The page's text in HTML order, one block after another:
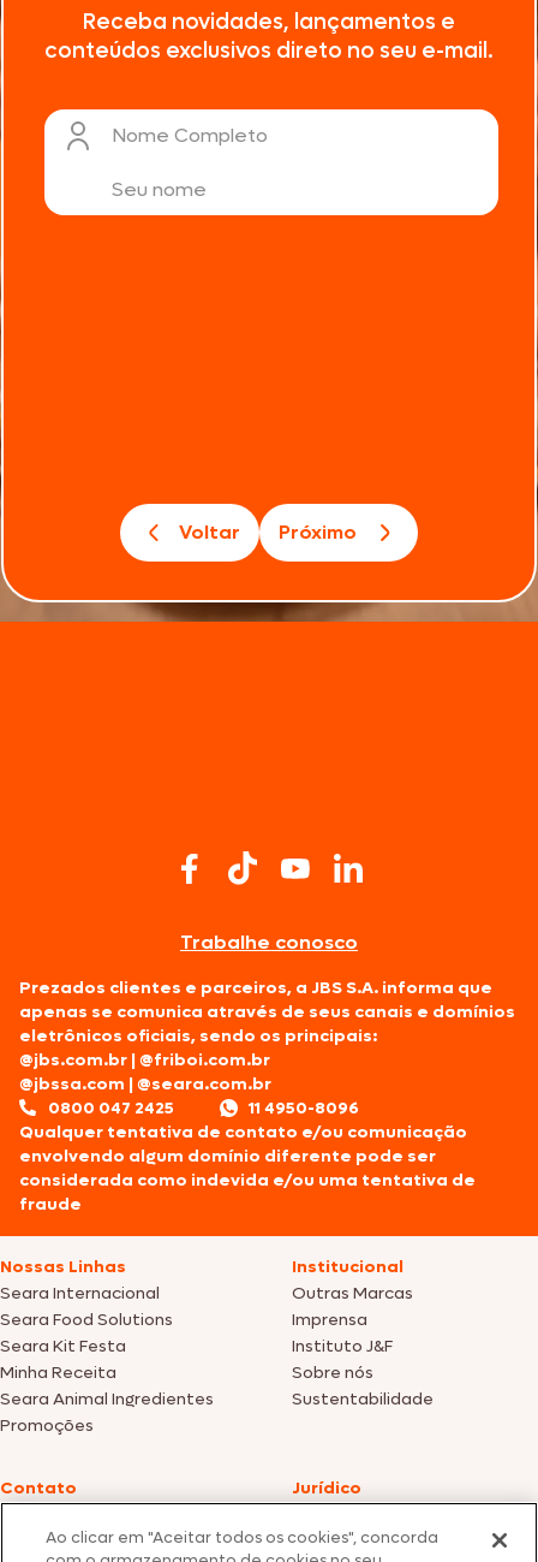
Receba novidades, lançamentos e
conteúdos exclusivos direto no seu e-mail.
Nome Completo
Voltar Próximo
Trabalhe conosco
Prezados clientes e parceiros, a JBS S.A. informa que
apenas se comunica através de seus canais e domínios
eletrônicos oficiais, sendo os principais:
@jbs.com.br |@friboi.com.br
@jbssa.com |@seara.com.br
0800 047 2425
11 4950-8096
Qualquer tentativa de contato e/ou comunicação
envolvendo algum domínio diferente pode ser
considerada como indevida e/ou uma tentativa de
fraude
Nossas Linhas
Seara Internacional
Seara Food Solutions
Seara Kit Festa
Minha Receita
Seara Animal Ingredientes
Promoções
Institucional
Outras Marcas
Imprensa
Instituto J&F
Sobre nós
Sustentabilidade
Contato
SAC: +55 0800 047 2425
Jurídico
Política de privacidade
Ao clicar em "Aceitar todos os cookies", concorda